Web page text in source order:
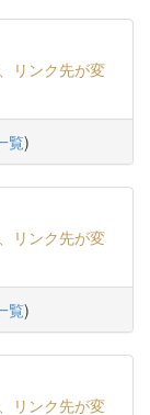
リンク先が変
覧)
リンク先が変
覧)
リンク先が変